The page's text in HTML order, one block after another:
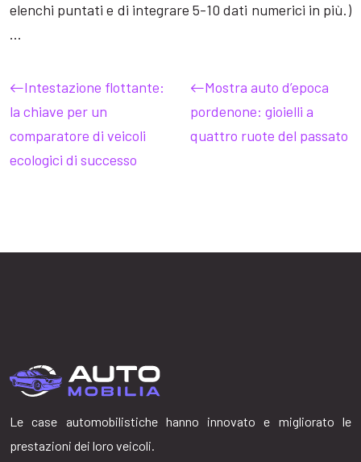
elenchi puntati e di integrare 5-10 dati numerici in più.)
…
Intestazione flottante:
la chiave per un
comparatore di veicoli
ecologici di successo
Mostra auto d’epoca
pordenone: gioielli a
quattro ruote del passato
Le case automobilistiche hanno innovato e migliorato le
prestazioni dei loro veicoli.